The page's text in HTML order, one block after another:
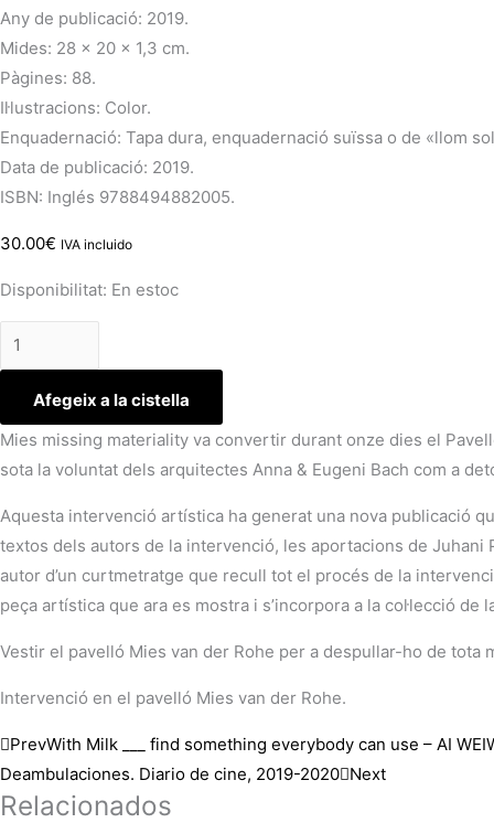
Any de publicació: 2019.
Mides: 28 x 20 x 1,3 cm.
Pàgines: 88.
Il·lustracions: Color.
Enquadernació: Tapa dura, enquadernació suïssa o de «llom
Data de publicació: 2019.
ISBN: Inglés 9788494882005.
30.00€ IVA incluido
Disponibilitat: En estoc
Afegeix a la cistella
Mies missing materiality va convertir durant onze dies el
sota la voluntat dels arquitectes Anna & Eugeni Bach com a
Aquesta intervenció artística ha generat una nova publicació
textos dels autors de la intervenció, les aportacions de Juhani
autor d’un curtmetratge que recull tot el procés de la
peça artística que ara es mostra i s’incorpora a la col·lecció de
Vestir el pavelló Mies van der Rohe per a despullar-ho de tota
Intervenció en el pavelló Mies van der Rohe.
PrevWith Milk ___ find something everybody can use – AI
Deambulaciones. Diario de cine, 2019-2020 Next
Relacionados